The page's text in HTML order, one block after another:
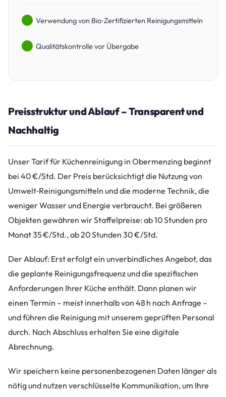
Verwendung von Bio‑Zertifizierten Reinigungsmitteln
Qualitätskontrolle vor Übergabe
Preisstruktur und Ablauf – Transparent und
Nachhaltig
Unser Tarif für Küchenreinigung in Obermenzing beginnt
bei 40 €/Std. Der Preis berücksichtigt die Nutzung von
Umwelt‑Reinigungsmitteln und die moderne Technik, die
weniger Wasser und Energie verbraucht. Bei größeren
Objekten gewähren wir Staffelpreise: ab 10 Stunden pro
Monat 35 €/Std., ab 20 Stunden 30 €/Std.
Der Ablauf: Erst erfolgt ein unverbindliches Angebot, das
die geplante Reinigungsfrequenz und die spezifischen
Anforderungen Ihrer Küche enthält. Dann planen wir
einen Termin – meist innerhalb von 48 h nach Anfrage –
und führen die Reinigung mit unserem geprüften Personal
durch. Nach Abschluss erhalten Sie eine digitale
Abrechnung.
Wir speichern keine personenbezogenen Daten länger als
nötig und nutzen verschlüsselte Kommunikation, um Ihre